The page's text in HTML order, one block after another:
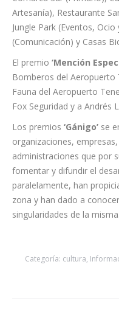
Artesanía), Restaurante
Jungle Park (Eventos,
(Comunicación) y Casas
El premio ‘Mención
Bomberos del Aeropuerto
Fauna del Aeropuerto
Fox Seguridad y a Andrés
Los premios ‘Gánigo’ se
organizaciones,
administraciones que por
fomentar y difundir el
paralelamente, han
zona y han dado a
singularidades de la misma.
Categoría: cultura,